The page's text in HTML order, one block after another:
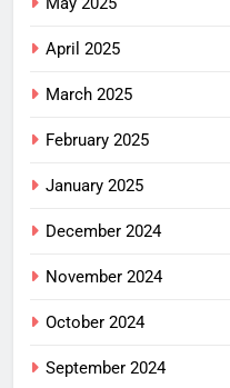
April 2025
March 2025
February 2025
January 2025
December 2024
November 2024
October 2024
September 2024